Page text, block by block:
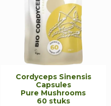
Cordyceps Sinensis
Capsules
Pure Mushrooms
60 stuks